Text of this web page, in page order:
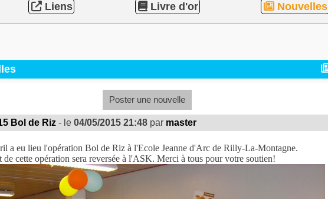
Liens Livre d'or Nouvelles
Poster une nouvelle
Bol de Riz - le 04/05/2015 21:48par master
a eu lieu l'opération Bol de Riz à l'Ecole Jeanne d'Arc de Rilly-La-Montagne.
cette opération sera reversée à l'ASK. Merci à tous pour votre soutien!